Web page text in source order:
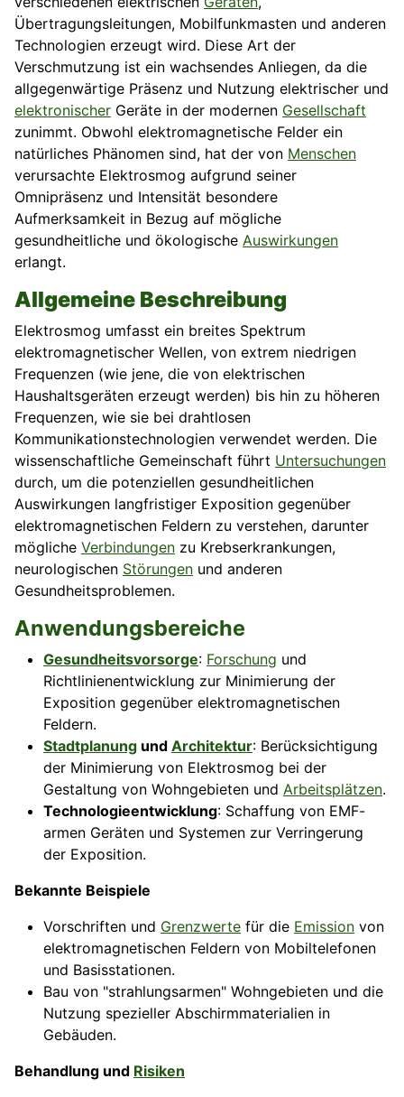
Übertragungsleitungen, Mobilfunkmasten und anderen
Technologien erzeugt wird. Diese Art der
Verschmutzung ist ein wachsendes Anliegen, da die
allgegenwärtige Präsenz und Nutzung elektrischer und
elektronischer Geräte in der modernen Gesellschaft
zunimmt. Obwohl elektromagnetische Felder ein
natürliches Phänomen sind, hat der von Menschen
verursachte Elektrosmog aufgrund seiner
Omnipräsenz und Intensität besondere
Aufmerksamkeit in Bezug auf mögliche
gesundheitliche und ökologische Auswirkungen
erlangt.
Allgemeine Beschreibung
Elektrosmog umfasst ein breites Spektrum
elektromagnetischer Wellen, von extrem niedrigen
Frequenzen (wie jene, die von elektrischen
Haushaltsgeräten erzeugt werden) bis hin zu höheren
Frequenzen, wie sie bei drahtlosen
Kommunikationstechnologien verwendet werden. Die
wissenschaftliche Gemeinschaft führt Untersuchungen
durch, um die potenziellen gesundheitlichen
Auswirkungen langfristiger Exposition gegenüber
elektromagnetischen Feldern zu verstehen, darunter
mögliche Verbindungen zu Krebserkrankungen,
neurologischen Störungen und anderen
Gesundheitsproblemen.
Anwendungsbereiche
Gesundheitsvorsorge: Forschung und
Richtlinienentwicklung zur Minimierung der
Exposition gegenüber elektromagnetischen
Feldern.
Stadtplanung und Architektur: Berücksichtigung
der Minimierung von Elektrosmog bei der
Gestaltung von Wohngebieten und Arbeitsplätzen.
Technologieentwicklung: Schaffung von EMF-
armen Geräten und Systemen zur Verringerung
der Exposition.
Bekannte Beispiele
Vorschriften und Grenzwerte für die Emission von
elektromagnetischen Feldern von Mobiltelefonen
und Basisstationen.
Bau von "strahlungsarmen" Wohngebieten und die
Nutzung spezieller Abschirmmaterialien in
Gebäuden.
Behandlung und Risiken